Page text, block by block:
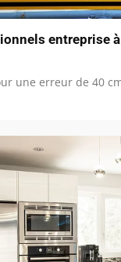
entreprise
une erreur de 40